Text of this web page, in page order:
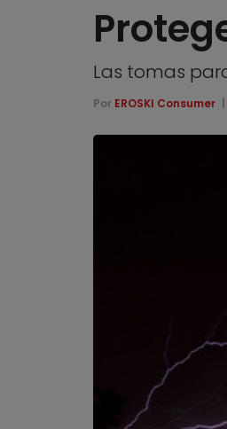
Las tomas
Por EROSKI Consumer